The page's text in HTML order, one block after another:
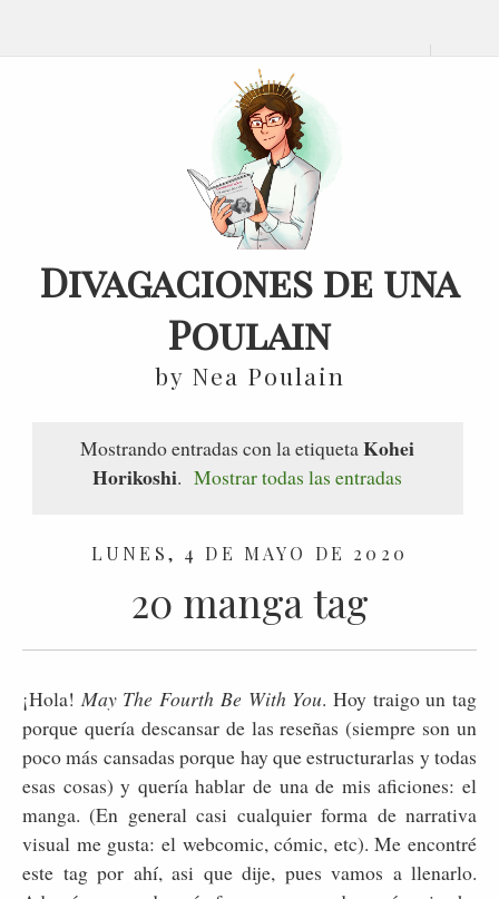
Divagaciones de una
Poulain
by Nea Poulain
Mostrando entradas con la etiquetaKohei
Horikoshi. Mostrar todas las entradas
LUNES, 4 DE MAYO DE 2020
20 manga tag
¡Hola! May The Fourth Be With You. Hoy traigo un tag
porque quería descansar de las reseñas (siempre son un
poco más cansadas porque hay que estructurarlas y todas
esas cosas) y quería hablar de una de mis aficiones: el
manga. (En general casi cualquier forma de narrativa
visual me gusta: el webcomic, cómic, etc). Me encontré
este tag por ahí, asi que dije, pues vamos a llenarlo.